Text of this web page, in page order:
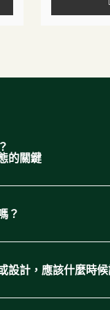
的關鍵
？
設計，應該什麼時候